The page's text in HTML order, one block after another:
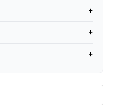
đã được xử lý sạch sẽ và
khi tiếp xúc với da người.